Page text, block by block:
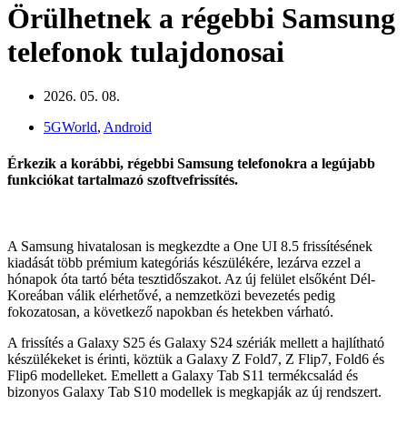
Örülhetnek a régebbi Samsung
telefonok tulajdonosai
2026. 05. 08.
5GWorld, Android
Érkezik a korábbi, régebbi Samsung telefonokra a legújabb
funkciókat tartalmazó szoftvefrissítés.
A Samsung hivatalosan is megkezdte a One UI 8.5 frissítésének
kiadását több prémium kategóriás készülékére, lezárva ezzel a
hónapok óta tartó béta tesztidőszakot. Az új felület elsőként Dél-
Koreában válik elérhetővé, a nemzetközi bevezetés pedig
fokozatosan, a következő napokban és hetekben várható.
A frissítés a Galaxy S25 és Galaxy S24 szériák mellett a hajlítható
készülékeket is érinti, köztük a Galaxy Z Fold7, Z Flip7, Fold6 és
Flip6 modelleket. Emellett a Galaxy Tab S11 termékcsalád és
bizonyos Galaxy Tab S10 modellek is megkapják az új rendszert.